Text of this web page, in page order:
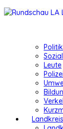
Politik
Leute